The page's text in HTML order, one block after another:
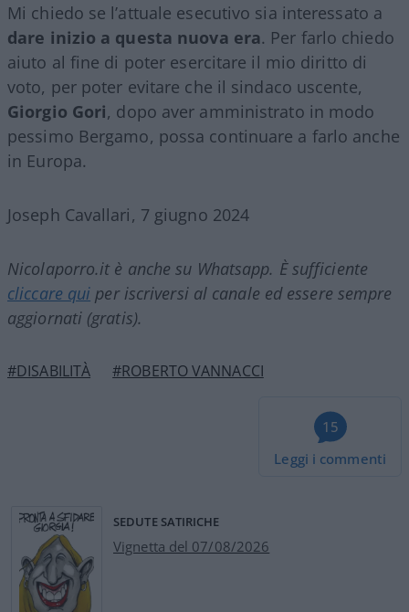
Mi chiedo se l’attuale esecutivo sia interessato a
dare inizio a questa nuova era. Per farlo chiedo
aiuto al fine di poter esercitare il mio diritto di
voto, per poter evitare che il sindaco uscente,
Giorgio Gori, dopo aver amministrato in modo
pessimo Bergamo, possa continuare a farlo anche
in Europa.
Joseph Cavallari, 7 giugno 2024
Nicolaporro.it è anche su Whatsapp. È sufficiente
cliccare qui per iscriversi al canale ed essere sempre
aggiornati (gratis).
#DISABILITÀ #ROBERTO VANNACCI
15
Leggi i commenti
SEDUTE SATIRICHE
Vignetta del 07/08/2026